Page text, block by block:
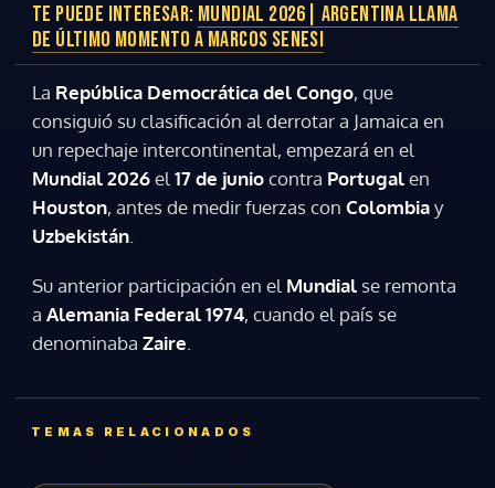
Gracias por suscribirte a nuestro boletín.
ACEPTAR
TE PUEDE INTERESAR: MUNDIAL 2026| ARGENTINA LLAMA
DE ÚLTIMO MOMENTO A MARCOS SENESI
La República Democrática del Congo, que
consiguió su clasificación al derrotar a Jamaica en
un repechaje intercontinental, empezará en el
Mundial 2026el 17 de juniocontra Portugalen
Houston, antes de medir fuerzas con Colombiay
Uzbekistán
Su anterior participación en el Mundial se remonta
a Alemania Federal 1974, cuando el país se
denominaba Zaire
TEMAS RELACIONADOS